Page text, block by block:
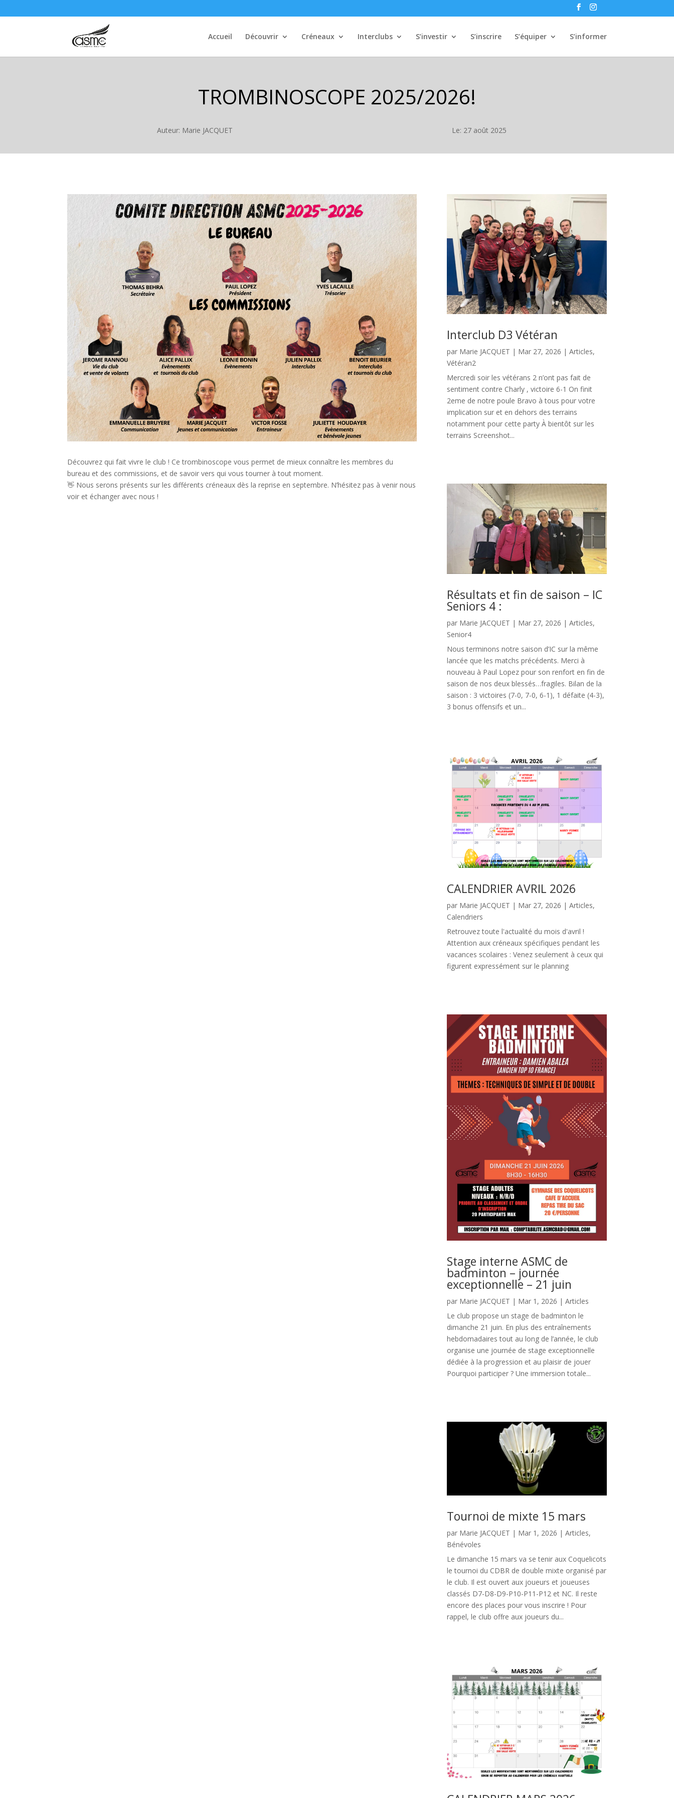
Accueil Découvrir Créneaux Interclubs S’investir S’inscrire S’équiper S’informer
TROMBINOSCOPE 2025/2026!
Auteur: Marie JACQUET Le: 27 août 2025
Découvrez qui fait vivre le club ! Ce trombinoscope vous permet de mieux connaître les membres du
bureau et des commissions, et de savoir vers qui vous tourner à tout moment.
👋 Nous serons présents sur les différents créneaux dès la reprise en septembre. N’hésitez pas à venir nous
voir et échanger avec nous !
Interclub D3 Vétéran
par Marie JACQUET | Mar 27, 2026 | Articles,
Vétéran2
Mercredi soir les vétérans 2 n’ont pas fait de
sentiment contre Charly , victoire 6-1 On finit
2eme de notre poule Bravo à tous pour votre
implication sur et en dehors des terrains
notamment pour cette party À bientôt sur les
terrains Screenshot...
Résultats et fin de saison – IC
Seniors 4 :
par Marie JACQUET | Mar 27, 2026 | Articles,
Senior4
Nous terminons notre saison d’IC sur la même
lancée que les matchs précédents. Merci à
nouveau à Paul Lopez pour son renfort en fin de
saison de nos deux blessés…fragiles. Bilan de la
saison : 3 victoires (7-0, 7-0, 6-1), 1 défaite (4-3),
3 bonus offensifs et un...
CALENDRIER AVRIL 2026
par Marie JACQUET | Mar 27, 2026 | Articles,
Calendriers
Retrouvez toute l'actualité du mois d'avril !
Attention aux créneaux spécifiques pendant les
vacances scolaires : Venez seulement à ceux qui
figurent expressément sur le planning
Stage interne ASMC de
badminton – journée
exceptionnelle – 21 juin
par Marie JACQUET | Mar 1, 2026 | Articles
Le club propose un stage de badminton le
dimanche 21 juin. En plus des entraînements
hebdomadaires tout au long de l’année, le club
organise une journée de stage exceptionnelle
dédiée à la progression et au plaisir de jouer
Pourquoi participer ? Une immersion totale...
Tournoi de mixte 15 mars
par Marie JACQUET | Mar 1, 2026 | Articles,
Bénévoles
Le dimanche 15 mars va se tenir aux Coquelicots
le tournoi du CDBR de double mixte organisé par
le club. Il est ouvert aux joueurs et joueuses
classés D7-D8-D9-P10-P11-P12 et NC. Il reste
encore des places pour vous inscrire ! Pour
rappel, le club offre aux joueurs du...